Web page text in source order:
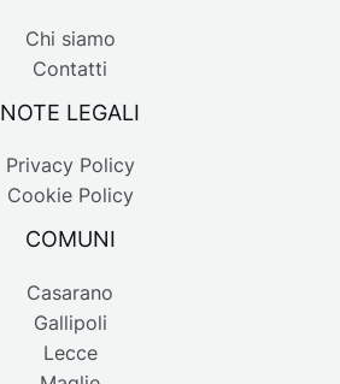
Chi siamo
Contatti
NOTE LEGALI
Privacy Policy
Cookie Policy
COMUNI
Casarano
Gallipoli
Lecce